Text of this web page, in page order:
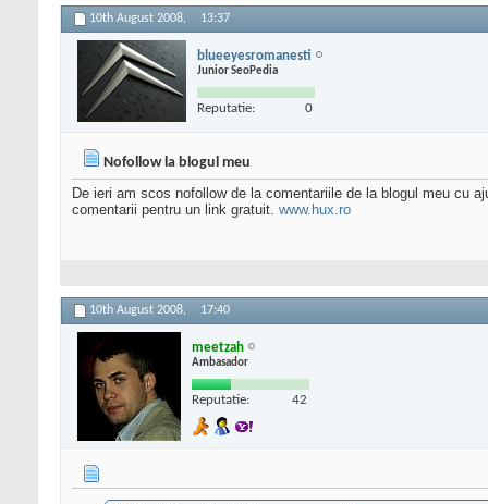
10th August 2008, 13:37
blueeyesromanesti
Junior SeoPedia
Reputatie: 0
Nofollow la blogul meu
De ieri am scos nofollow de la comentariile de la blogul meu cu
comentarii pentru un link gratuit. www.hux.ro
10th August 2008, 17:40
meetzah
Ambasador
Reputatie: 42